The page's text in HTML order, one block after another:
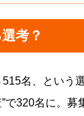
考？
名、という
で320名に。募